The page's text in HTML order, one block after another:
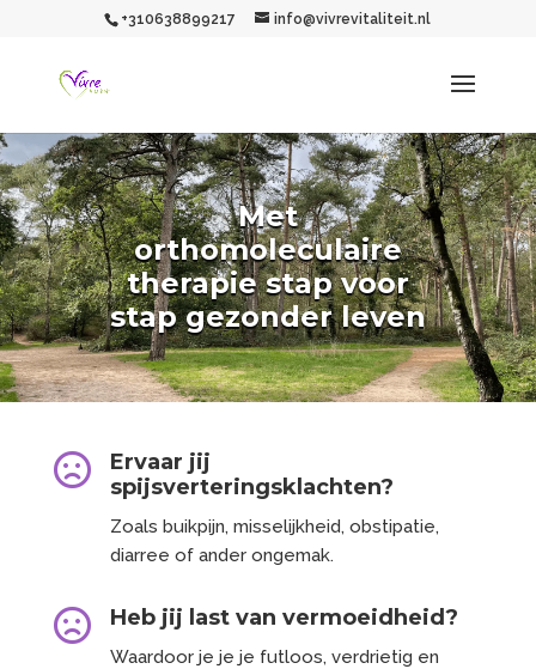
+310638899217 info@vivrevitaliteit.nl
Met
orthomoleculaire
therapie stap voor
stap gezonder leven

Ervaar jij
spijsverteringsklachten?
Zoals buikpijn, misselijkheid, obstipatie,
diarree of ander ongemak.
 Heb jij last van vermoeidheid?
Waardoor je je je futloos, verdrietig en